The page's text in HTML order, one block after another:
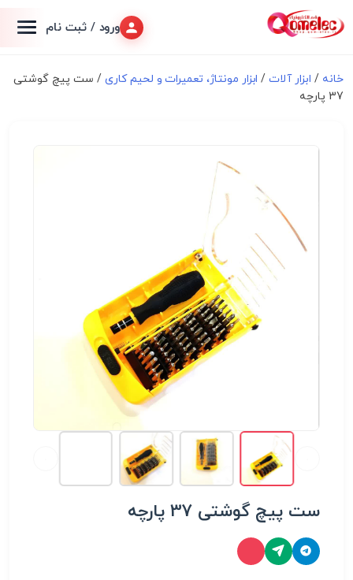
ورود / ثبت نام
خانه / ابزار آلات/ ابزار مونتاژ، تعميرات و لحیم کاری/ ست پیچ گوشتی
37 پارچه
ست پیچ گوشتی 37 پارچه